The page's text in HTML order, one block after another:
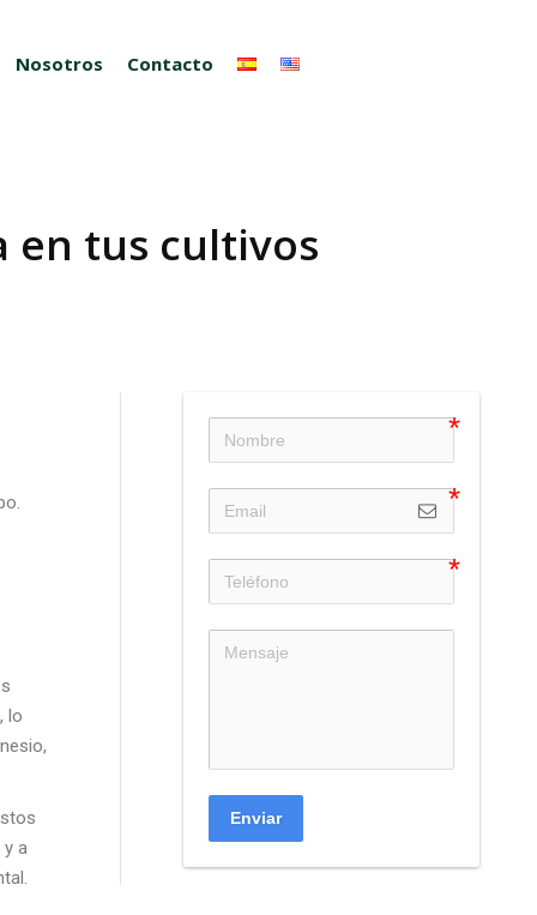
Nosotros Contacto
en tus cultivos
, lo
y a
Enviar